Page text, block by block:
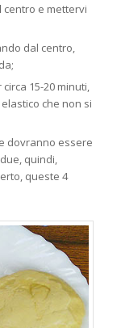
centro e mettervi
dal centro,
15-20 minuti,
che non si
dovranno essere
quindi,
queste 4